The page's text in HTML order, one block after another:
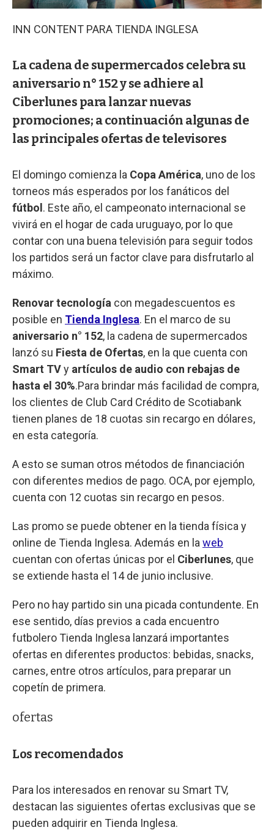
INN CONTENT PARA TIENDA INGLESA
La cadena de supermercados celebra su
aniversario n° 152 y se adhiere al
Ciberlunes para lanzar nuevas
promociones; a continuación algunas de
las principales ofertas de televisores
El domingo comienza la Copa América, uno de los
torneos más esperados por los fanáticos del
fútbol . Este año, el campeonato internacional se
vivirá en el hogar de cada uruguayo, por lo que
contar con una buena televisión para seguir todos
los partidos será un factor clave para disfrutarlo al
máximo.
Renovar tecnología con megadescuentos es
posible en Tienda Inglesa. En el marco de su
aniversario n° 152, la cadena de supermercados
lanzó su Fiesta de Ofertas, en la que cuenta con
Smart TVy artículos de audio con rebajas de
hasta el 30%.Para brindar más facilidad de compra,
los clientes de Club Card Crédito de Scotiabank
tienen planes de 18 cuotas sin recargo en dólares,
en esta categoría.
A esto se suman otros métodos de financiación
con diferentes medios de pago. OCA, por ejemplo,
cuenta con 12 cuotas sin recargo en pesos.
Las promo se puede obtener en la tienda física y
online de Tienda Inglesa. Además en la web
cuentan con ofertas únicas por el Ciberlunes, que
se extiende hasta el 14 de junio inclusive.
Pero no hay partido sin una picada contundente. En
ese sentido, días previos a cada encuentro
futbolero Tienda Inglesa lanzará importantes
ofertas en diferentes productos: bebidas, snacks,
carnes, entre otros artículos, para preparar un
copetín de primera.
ofertas
Los recomendados
Para los interesados en renovar su Smart TV,
destacan las siguientes ofertas exclusivas que se
pueden adquirir en Tienda Inglesa.